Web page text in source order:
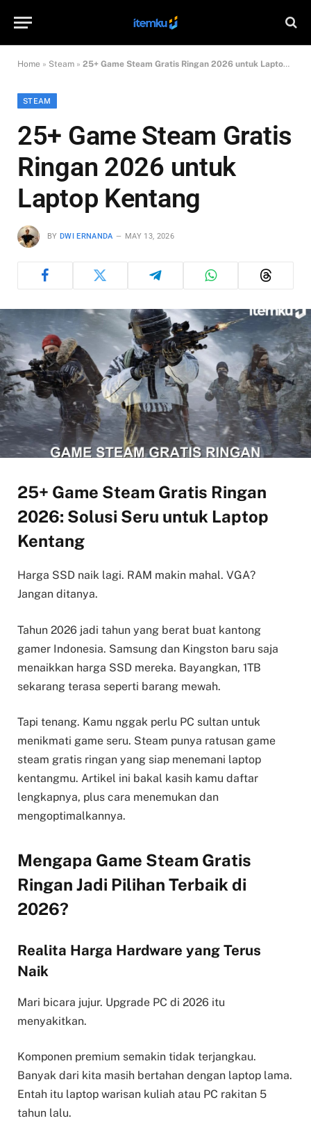
Home » Steam » 25+ Game Steam Gratis Ringan 2026 untuk Laptop Kentang
STEAM
25+ Game Steam Gratis
Ringan 2026 untuk
Laptop Kentang
BY DWI ERNANDA MAY 13, 2026
25+ Game Steam Gratis Ringan
2026: Solusi Seru untuk Laptop
Kentang
Harga SSD naik lagi. RAM makin mahal. VGA?
Jangan ditanya.
Tahun 2026 jadi tahun yang berat buat kantong
gamer Indonesia. Samsung dan Kingston baru saja
menaikkan harga SSD mereka. Bayangkan, 1TB
sekarang terasa seperti barang mewah.
Tapi tenang. Kamu nggak perlu PC sultan untuk
menikmati game seru. Steam punya ratusan game
steam gratis ringan yang siap menemani laptop
kentangmu. Artikel ini bakal kasih kamu daftar
lengkapnya, plus cara menemukan dan
mengoptimalkannya.
Mengapa Game Steam Gratis
Ringan Jadi Pilihan Terbaik di
2026?
Realita Harga Hardware yang Terus
Naik
Mari bicara jujur. Upgrade PC di 2026 itu
menyakitkan.
Komponen premium semakin tidak terjangkau.
Banyak dari kita masih bertahan dengan laptop lama.
Entah itu laptop warisan kuliah atau PC rakitan 5
tahun lalu.